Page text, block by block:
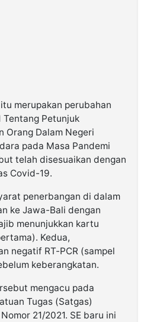
merupakan perubahan
Tentang Petunjuk
Orang Dalam Negeri
pada Masa Pandemi
telah disesuaikan dengan
Covid-19.
penerbangan di dalam
ke Jawa-Bali dengan
menunjukkan kartu
Kedua,
negatif RT-PCR (sampel
keberangkatan.
mengacu pada
Tugas (Satgas)
21/2021. SE baru ini